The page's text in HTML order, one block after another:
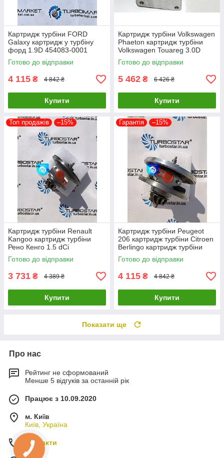
Картридж турбіни FORD
Galaxy картридж у турбіну
форд 1.9D 454083-0001
454065-0002 454082-0001
454097-1
Готово до відправки
4 115 ₴ 4 842 ₴
Купити
Картридж турбіни Volkswagen
Phaeton картридж турбіни
Volkswagen Touareg 3.0D
53049700050 53049700054
Готово до відправки
5 462 ₴ 6 426 ₴
Купити
Топ продажів –15%
Картридж турбіни Renault
Kangoo картридж турбіни
Рено Кенго 1.5 dCi
54359700000
54359880000 54359700008
Готово до відправки
3 731 ₴ 4 389 ₴
Купити
Гарантія –15%
Картридж турбіни Peugeot
206 картридж турбіни Citroen
Berlingo картридж турбіни
Mazda 3 1.6D 753420-0002
0375J
Готово до відправки
4 115 ₴ 4 842 ₴
Купити
Показати ще
Про нас
Рейтинг не сформований
Менше 5 відгуків за останній рік
Працює з 10.09.2020
м. Київ
Київ, Україна
Контакти